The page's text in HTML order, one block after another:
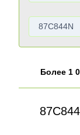
Более 1